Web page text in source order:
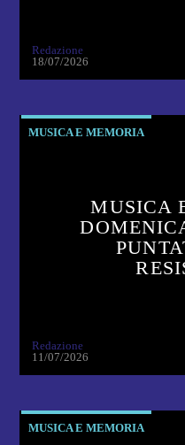
Redazione
18/07/2026
MUSICA E MEMORIA
MUSICA
Redazione
11/07/2026
MUSICA E MEMORIA